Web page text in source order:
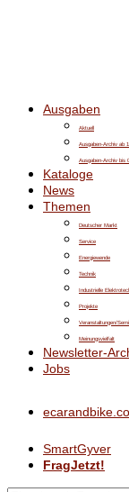
Ausgaben
Aktuell
Ausgaben-Archiv ab
Ausgaben-Archiv bis
Kataloge
News
Themen
Deutscher Markt
Service
Energiewende
Technik
Industrielle
Projekte
Veranstaltungen/
Meinungsvielfalt
Newsletter-
Jobs
SmartGyver
FragJetzt!